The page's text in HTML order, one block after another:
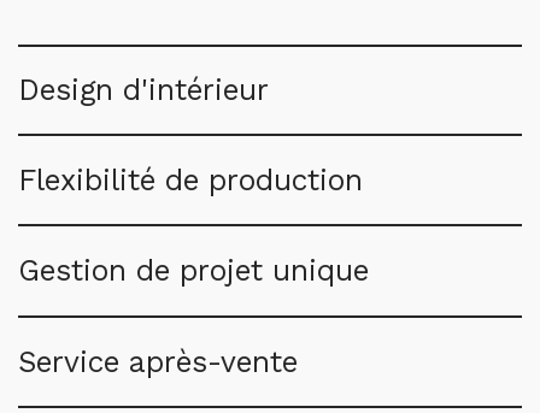
Design d'intérieur
Flexibilité de production
Gestion de projet unique
Service après-vente